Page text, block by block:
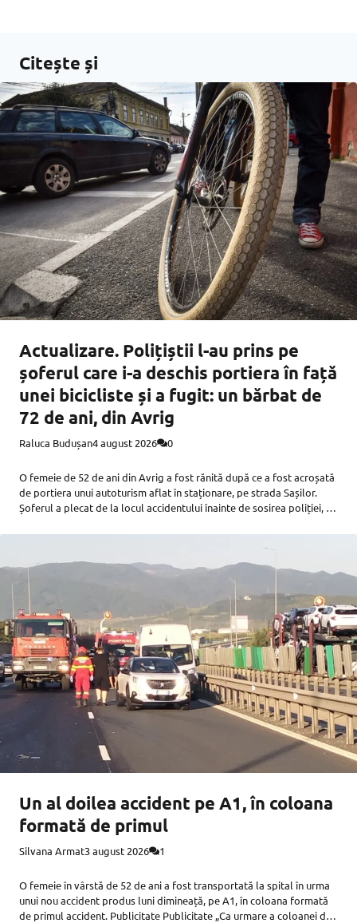
Citește și
Actualizare. Polițiștii l-au prins pe
șoferul care i-a deschis portiera în față
unei bicicliste și a fugit: un bărbat de
72 de ani, din Avrig
Raluca Budușan4 august 2026 0
O femeie de 52 de ani din Avrig a fost rănită după ce a fost acroșată
de portiera unui autoturism aflat în staționare, pe strada Sașilor.
Șoferul a plecat de la locul accidentului înainte de sosirea poliției, iar
Un al doilea accident pe A1, în coloana
formată de primul
Silvana Armat3 august 2026 1
O femeie în vârstă de 52 de ani a fost transportată la spital în urma
unui nou accident produs luni dimineață, pe A1, în coloana formată
de primul accident. Publicitate Publicitate „Ca urmare a coloanei de